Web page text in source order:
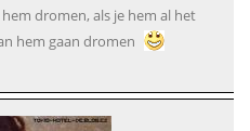
dromen, als je hem al het
hem gaan dromen